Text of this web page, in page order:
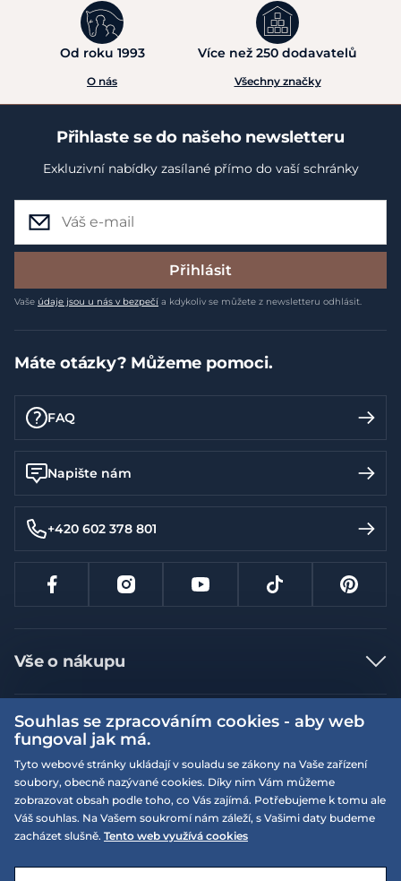
Od roku 1993
O nás
Více než 250 dodavatelů
Všechny značky
Přihlaste se do našeho newsletteru
Exkluzivní nabídky zasílané přímo do vaší schránky
Přihlásit
Vaše údaje jsou u nás v bezpečí a kdykoliv se můžete z newsletteru odhlásit.
Máte otázky? Můžeme pomoci.
FAQ
Napište nám
+420 602 378 801
Vše o nákupu
Jak nakupovat
Nejčastější dotazy
Doprava a platba
Vrácení a výměna zboží
Reklamace
Velikostní tabulky
Více informací
Obchodní podmínky
Podmínky EQS věrnostního klubu
On-line katalogy
Naše prodejny
EQS Rudná
E-shop vytvořila a technicky zajišťujeSIMPLIA.cz
Souhlas se zpracováním cookies - aby web
fungoval jak má.
Tyto webové stránky ukládají v souladu se zákony na Vaše zařízení
soubory, obecně nazývané cookies. Díky nim Vám můžeme
zobrazovat obsah podle toho, co Vás zajímá. Potřebujeme k tomu ale
Váš souhlas. Na Vašem soukromí nám záleží, s Vašimi daty budeme
zacházet slušně. Tento web využívá cookies